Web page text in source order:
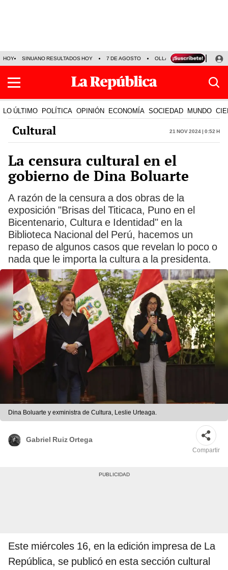
HOY SINUANO RESULTADOS HOY 7 DE AGOSTO OLLANTA HUMALA
LO ÚLTIMO POLÍTICA OPINIÓN ECONOMÍA SOCIEDAD MUNDO
Cultural 21 Nov 2024 | 0:52 h
La censura cultural en el
gobierno de Dina Boluarte
A razón de la censura a dos obras de la
exposición "Brisas del Titicaca, Puno en el
Bicentenario, Cultura e Identidad" en la
Biblioteca Nacional del Perú, hacemos un
repaso de algunos casos que revelan lo poco o
nada que le importa la cultura a la presidenta.
Dina Boluarte y exministra de Cultura, Leslie Urteaga.
Gabriel Ruiz Ortega
Compartir
Este miércoles 16, en la edición impresa de La
República, se publicó en esta sección cultural